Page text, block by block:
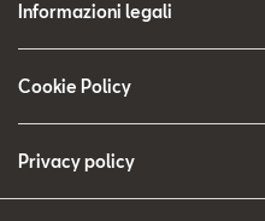
Informazioni legali
Cookie Policy
Privacy policy